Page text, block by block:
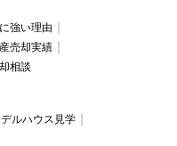
強い理由
売却実績
相談
ルハウス見学